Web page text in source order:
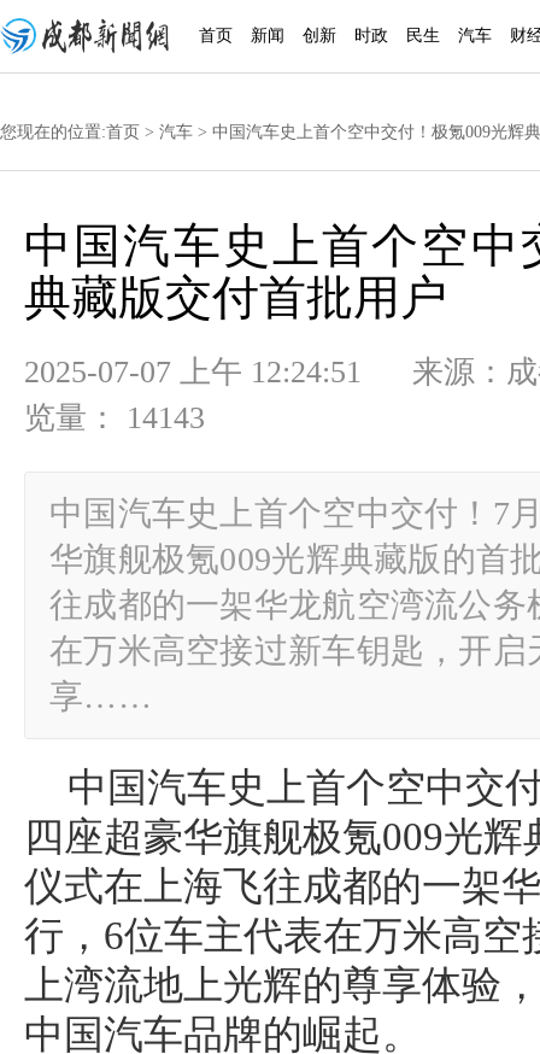
首页 新闻 创新 时政 民生 汽车 财
您现在的位置:首页 > 汽车 > 中国汽车史上首个空中交付！极氪009光辉
中国汽车史上首个空中
典藏版交付首批用户
2025-07-07 上午 12:24:51 来源
览量： 14143
中国汽车史上首个空中交付！7
华旗舰极氪009光辉典藏版的首
往成都的一架华龙航空湾流公
在万米高空接过新车钥匙，开
享……
中国汽车史上首个空中交
四座超豪华旗舰极氪009光
仪式在上海飞往成都的一架
行，6位车主代表在万米高
上湾流地上光辉的尊享体验
中国汽车品牌的崛起。